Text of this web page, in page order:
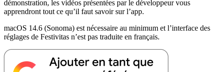
démonstration, les vidéos présentées par le développeur vous
apprendront tout ce qu’il faut savoir sur l’app.
macOS 14.6 (Sonoma) est nécessaire au minimum et l’interface des
réglages de Festivitas n’est pas traduite en français.